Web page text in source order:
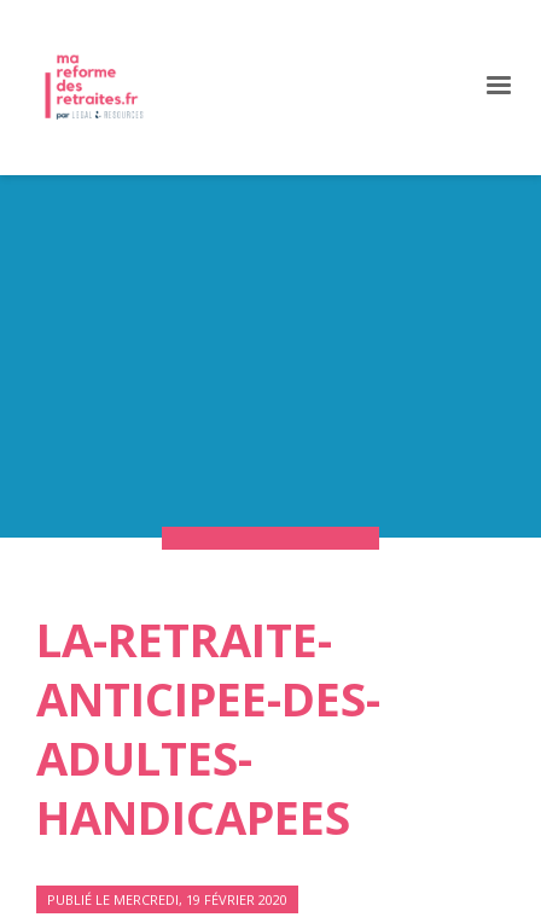
LA-RETRAITE-
ANTICIPEE-DES-
ADULTES-
HANDICAPEES
PUBLIÉ LE MERCREDI, 19 FÉVRIER 2020